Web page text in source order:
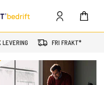
LEVERING FRI FRAKT*